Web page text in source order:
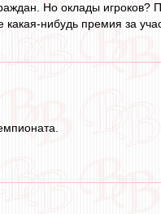
Но оклады игроков?
нибудь премия за